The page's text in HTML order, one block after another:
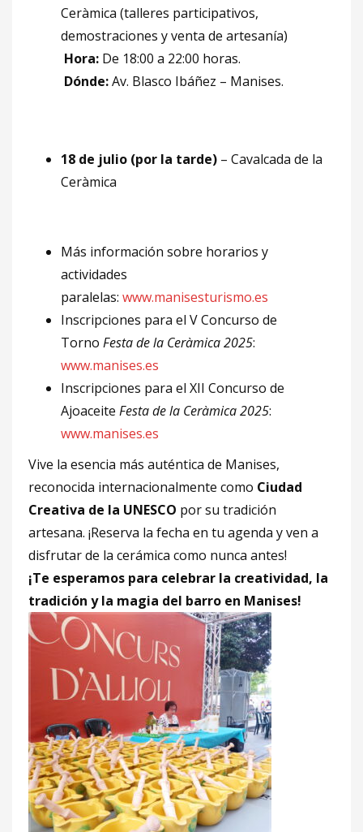
Ceràmica (talleres participativos,
demostraciones y venta de artesanía)
Hora: De 18:00 a 22:00 horas.
Dónde:Av. Blasco Ibáñez – Manises.
18 de julio (por la tarde) – Cavalcada de la
Ceràmica
Más información sobre horarios y
actividades
paralelas: www.manisesturismo.es
Inscripciones para el V Concurso de
Torno Festa de la Ceràmica 2025:
www.manises.es
Inscripciones para el XII Concurso de
Ajoaceite Festa de la Ceràmica 2025:
www.manises.es
Vive la esencia más auténtica de Manises,
reconocida internacionalmente como Ciudad
Creativa de la UNESCO por su tradición
artesana. ¡Reserva la fecha en tu agenda y ven a
disfrutar de la cerámica como nunca antes!
¡Te esperamos para celebrar la creatividad, la
tradición y la magia del barro en Manises!